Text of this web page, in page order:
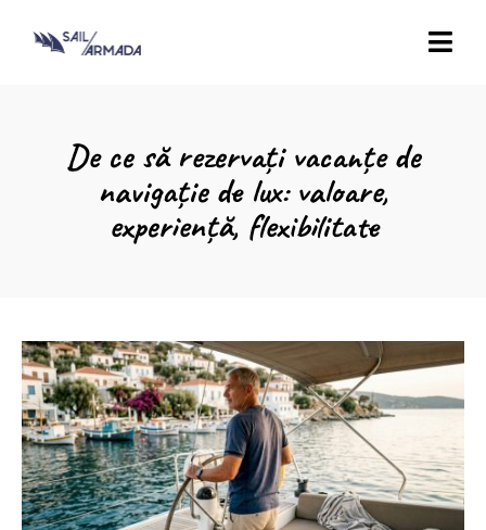
De ce să rezervați vacanțe de
navigație de lux: valoare,
experiență, flexibilitate